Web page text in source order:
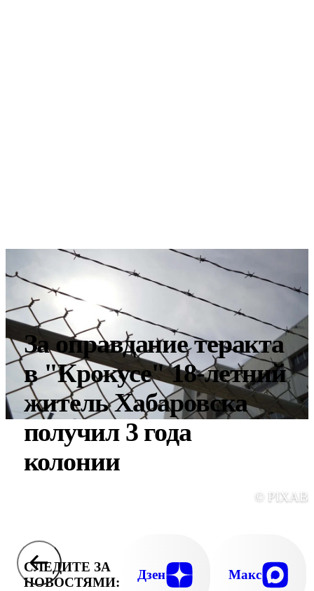
За оправдание теракта
в "Крокусе" 18-летний
житель Хабаровска
получил 3 года
колонии
©
СЛЕДИТЕ ЗА
НОВОСТЯМИ:
Дзен Макс